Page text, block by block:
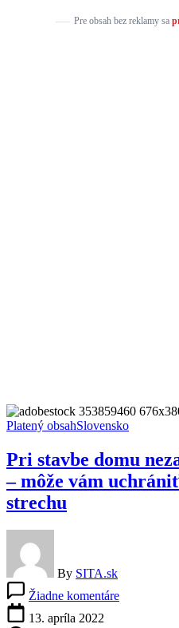
Pre obsah bez reklamy sa
Platený obsahSlovensko
Pri stavbe domu
– môže vám
strechu
By SITA.sk
Žiadne komentárePri
13. apríla 2022